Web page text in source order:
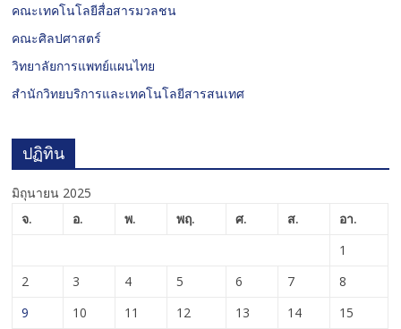
คณะเทคโนโลยีสื่อสารมวลชน
คณะศิลปศาสตร์
วิทยาลัยการแพทย์แผนไทย
สำนักวิทยบริการและเทคโนโลยีสารสนเทศ
ปฏิทิน
มิถุนายน 2025
จ.
อ. พ. พฤ. ศ. ส. อา.
1
2
3 4 5 6 7
8
9
10 11 12 13 14
15